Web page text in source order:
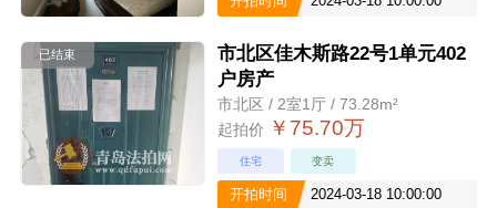
已结束
市北区佳木斯路22号1单元402
户房产
市北区 / 2室1厅 / 73.28m²
起拍价 ￥75.70万
住宅 变卖
开拍时间 2024-03-18 10:00:00